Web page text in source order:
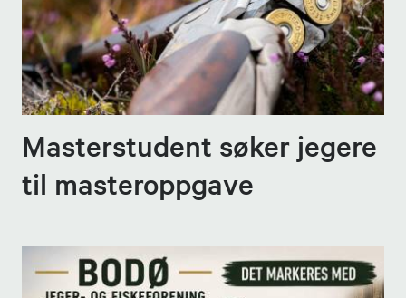
Masterstudent søker jegere
til masteroppgave